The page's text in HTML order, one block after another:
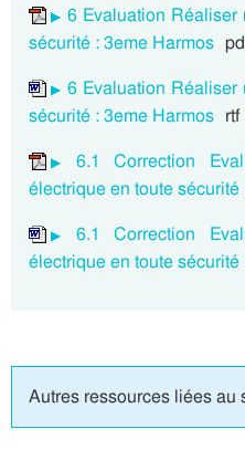
6 Evaluation Réaliser
sécurité : 3eme Harmos
6 Evaluation Réaliser
sécurité : 3eme Harmos rtf
6.1 Correction
électrique en toute
6.1 Correction
électrique en toute
Autres ressources liées au